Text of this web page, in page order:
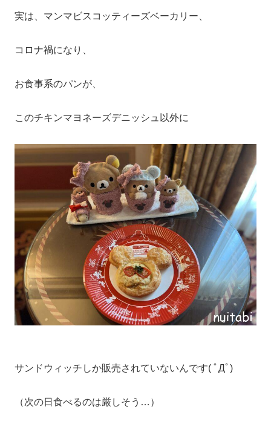
実は、マンマビスコッティーズベーカリー、
コロナ禍になり、
お食事系のパンが、
このチキンマヨネーズデニッシュ以外に
サンドウィッチしか販売されていないんです( ﾟДﾟ)
（次の日食べるのは厳しそう…）